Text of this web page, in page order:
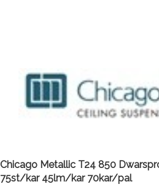
Chicago Metallic T24 850
75st/kar 45lm/kar 70kar/pal